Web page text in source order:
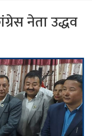
नेता उद्धव